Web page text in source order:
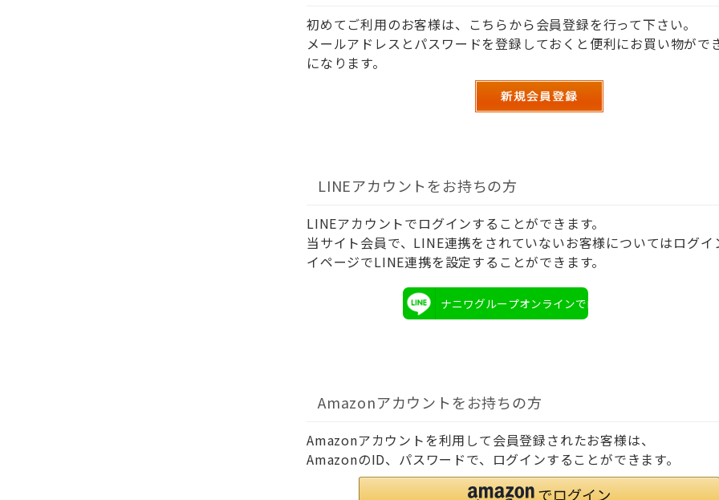
初めてご利用のお客様は、こちらから会員登録を行って下さい。
メールアドレスとパスワードを登録しておくと便利にお買い物がで
になります。
LINEアカウントをお持ちの方
LINEアカウントでログインすることができます。
当サイト会員で、LINE連携をされていないお客様についてはログイ
イページでLINE連携を設定することができます。
ナニワグループオンラインでログイン
Amazonアカウントをお持ちの方
Amazonアカウントを利用して会員登録されたお客様は、
AmazonのID、パスワードで、ログインすることができます。